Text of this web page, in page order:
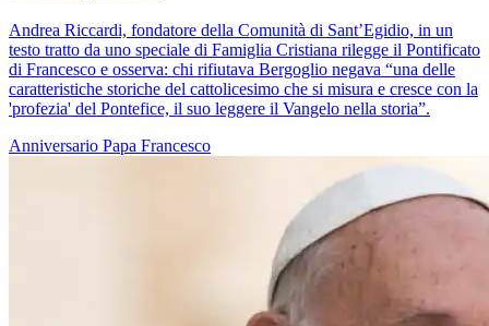
Andrea Riccardi, fondatore della Comunità di Sant’Egidio, in un
testo tratto da uno speciale di Famiglia Cristiana rilegge il Pontificato
di Francesco e osserva: chi rifiutava Bergoglio negava “una delle
caratteristiche storiche del cattolicesimo che si misura e cresce con la
'profezia' del Pontefice, il suo leggere il Vangelo nella storia”.
Anniversario Papa Francesco